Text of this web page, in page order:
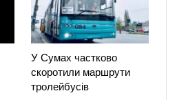
У Сумах частково
скоротили маршрути
тролейбусів